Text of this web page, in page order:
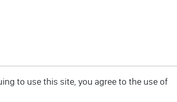
to use this site, you agree to the use of